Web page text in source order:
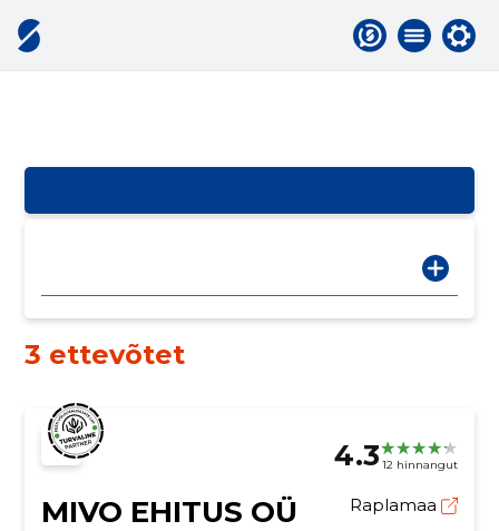
3 ettevõtet
4.3 12 hinnangut
MIVO EHITUS OÜ Raplamaa